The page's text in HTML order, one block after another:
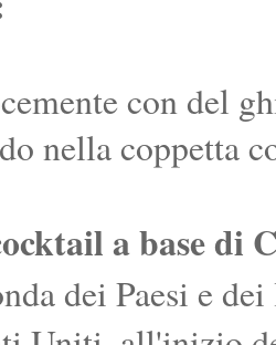
con del
nella coppetta
a base di
dei Paesi e